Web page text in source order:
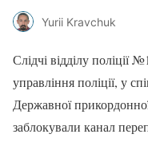
Yurii Kravchuk
Слідчі відділу поліції
управління поліції, у
Державної
заблокували канал